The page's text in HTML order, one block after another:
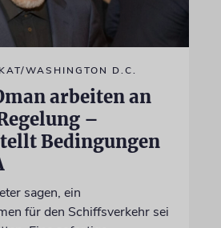
WASHINGTON D.C.
arbeiten an
–
Bedingungen
sagen, ein
für den Schiffsverkehr sei